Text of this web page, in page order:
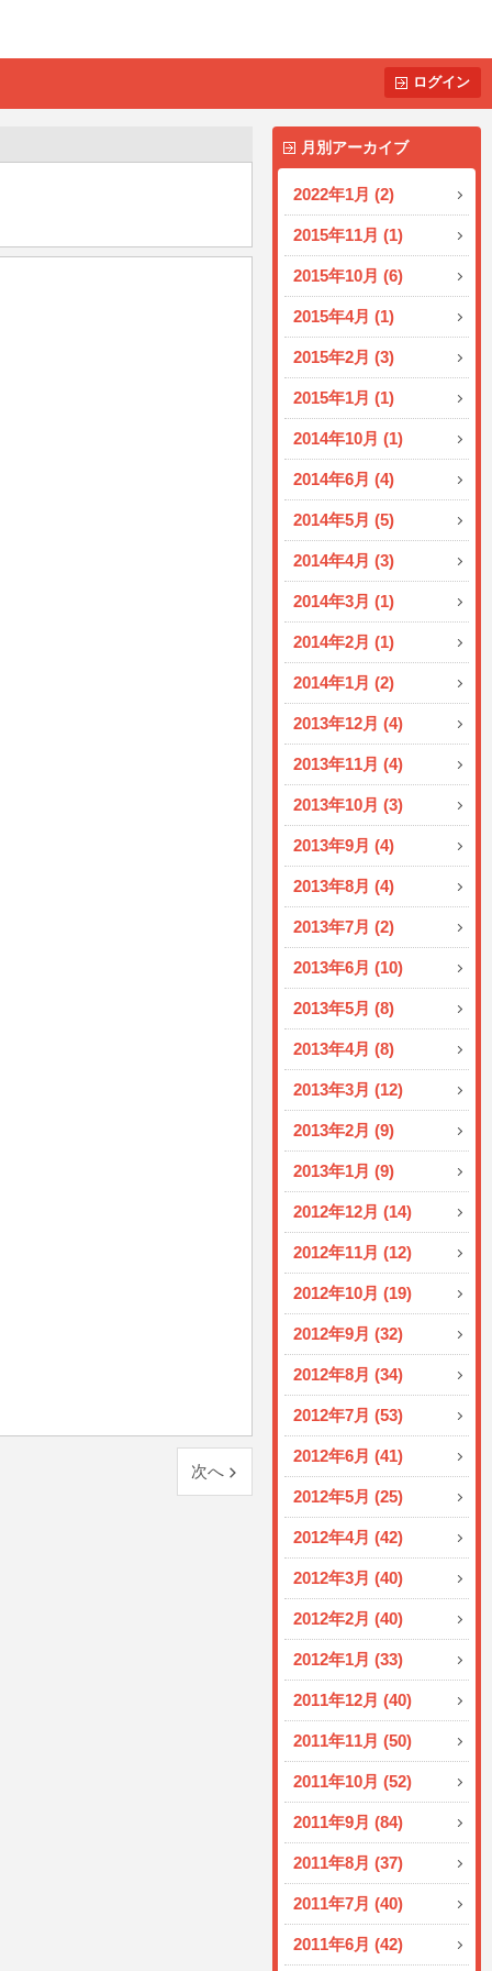
ログイン
月別アーカイブ
2022年1月 (2)
2015年11月 (1)
2015年10月 (6)
2015年4月 (1)
2015年2月 (3)
2015年1月 (1)
2014年10月 (1)
2014年6月 (4)
2014年5月 (5)
2014年4月 (3)
2014年3月 (1)
2014年2月 (1)
2014年1月 (2)
2013年12月 (4)
2013年11月 (4)
2013年10月 (3)
2013年9月 (4)
2013年8月 (4)
2013年7月 (2)
2013年6月 (10)
2013年5月 (8)
2013年4月 (8)
2013年3月 (12)
2013年2月 (9)
2013年1月 (9)
2012年12月 (14)
2012年11月 (12)
2012年10月 (19)
2012年9月 (32)
2012年8月 (34)
2012年7月 (53)
2012年6月 (41)
2012年5月 (25)
2012年4月 (42)
2012年3月 (40)
2012年2月 (40)
2012年1月 (33)
2011年12月 (40)
2011年11月 (50)
2011年10月 (52)
2011年9月 (84)
2011年8月 (37)
2011年7月 (40)
2011年6月 (42)
次へ